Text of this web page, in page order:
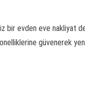
bir evden eve nakliyat
güvenerek